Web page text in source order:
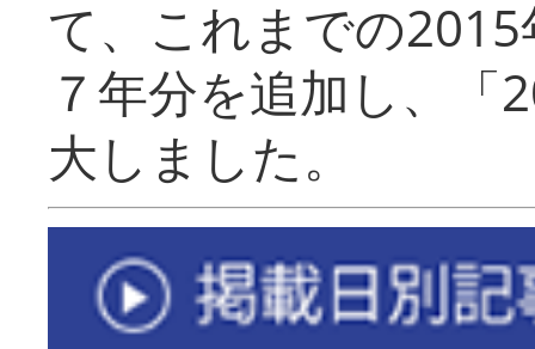
て、これまでの
７年分を追加し、「
大しまし